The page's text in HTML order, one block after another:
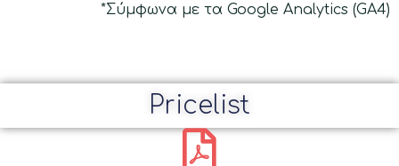
*Σύμφωνα με τα Google Analytics (GA4)
Pricelist